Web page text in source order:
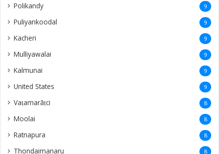
Polikandy 9
Puliyankoodal 9
Kacheri 9
Mulliyawalai 9
Kalmunai 9
United States 9
Vaṭamarāṭci 8
Moolai 8
Ratnapura 8
Thondaimanaru 8